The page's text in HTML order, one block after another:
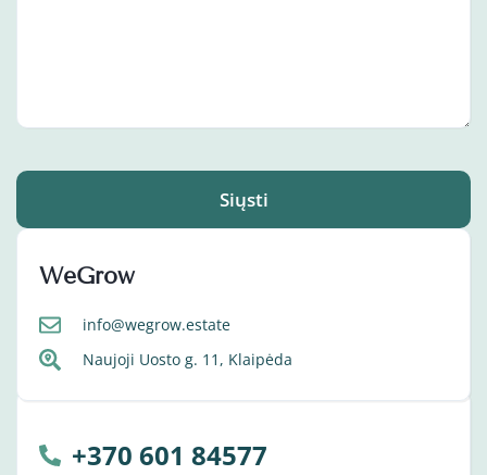
Siųsti
WeGrow
info@wegrow.estate
Naujoji Uosto g. 11, Klaipėda
+370 601 84577